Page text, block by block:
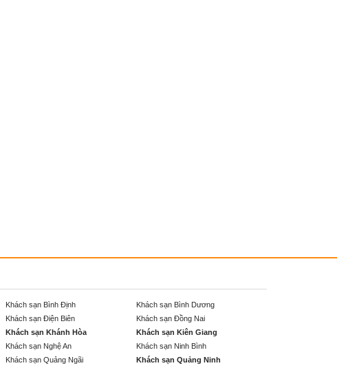
Khách sạn Bình Định
Khách sạn Bình Dương
Khách sạn Điện Biên
Khách sạn Đồng Nai
Khách sạn Khánh Hòa
Khách sạn Kiên Giang
Khách sạn Nghệ An
Khách sạn Ninh Bình
Khách sạn Quảng Ngãi Khách sạn Quảng Ninh